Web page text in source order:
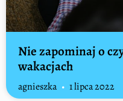
Nie zapominaj o
wakacjach
agnieszka 1 lipca 2022